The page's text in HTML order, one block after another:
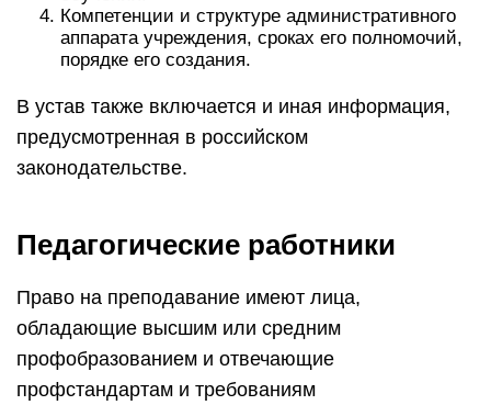
Компетенции и структуре административного
аппарата учреждения, сроках его полномочий,
порядке его создания.
В устав также включается и иная информация,
предусмотренная в российском
законодательстве.
Педагогические работники
Право на преподавание имеют лица,
обладающие высшим или средним
профобразованием и отвечающие
профстандартам и требованиям